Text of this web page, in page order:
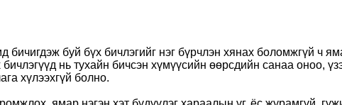
буй бүх бичлэгийг нэг бүрчлэн хянах боломжгүй ч
нь тухайн бичсэн хүмүүсийн өөрсдийн санаа оноо,
хүлээхгүй болно.